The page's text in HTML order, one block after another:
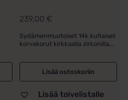
239,00 €
Sydämenmuotoiset 14k kultaiset
korvakorut kirkkaalla zirkonilla...
Lisää ostoskoriin
Lisää toivelistalle